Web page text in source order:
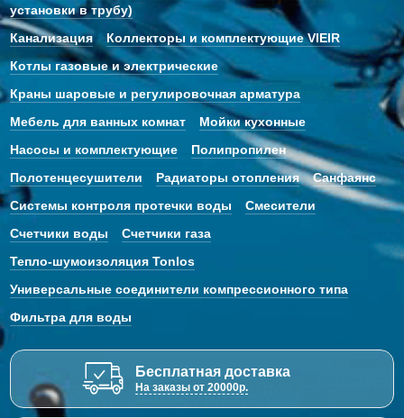
установки в трубу)
Канализация
Коллекторы и комплектующие VIEIR
Котлы газовые и электрические
Краны шаровые и регулировочная арматура
Мебель для ванных комнат
Мойки кухонные
Насосы и комплектующие
Полипропилен
Полотенцесушители
Радиаторы отопления
Санфаянс
Системы контроля протечки воды
Смесители
Счетчики воды
Счетчики газа
Тепло-шумоизоляция Tonlos
Универсальные соединители компрессионного типа
Фильтра для воды
Бесплатная доставка
На заказы от 20000р.